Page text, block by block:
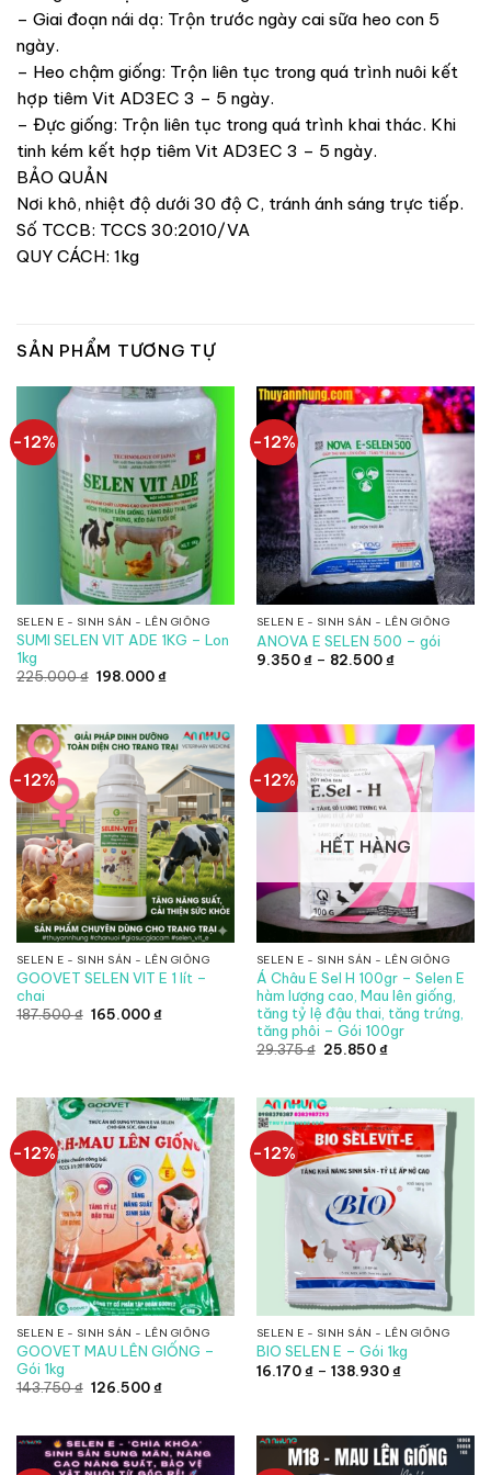
– Giai đoạn nái dạ: Trộn trước ngày cai sữa heo con 5
ngày.
– Heo chậm giống: Trộn liên tục trong quá trình nuôi kết
hợp tiêm Vit AD3EC 3 – 5 ngày.
– Đực giống: Trộn liên tục trong quá trình khai thác. Khi
tinh kém kết hợp tiêm Vit AD3EC 3 – 5 ngày.
BẢO QUẢN
Nơi khô, nhiệt độ dưới 30 độ C, tránh ánh sáng trực tiếp.
Số TCCB: TCCS 30:2010/VA
QUY CÁCH: 1kg
SẢN PHẨM TƯƠNG TỰ
-12%
SELEN E - SINH SẢN - LÊN GIỐNG
SUMI SELEN VIT ADE 1KG – Lon
1kg
225.000₫ Giá
198.000₫Giá
198.000 ₫.
-12%
SELEN E - SINH SẢN - LÊN GIỐNG
ANOVA E SELEN 500 – gói
9.350₫ – 82.500₫Khoảng
82.500 ₫
-12%
SELEN E - SINH SẢN - LÊN GIỐNG
GOOVET SELEN VIT E 1 lít –
chai
187.500₫ Giá
165.000₫Giá
-12%
HẾT HÀNG
SELEN E - SINH SẢN - LÊN GIỐNG
Á Châu E Sel H 100gr – Selen E
hàm lượng cao, Mau lên giống,
tăng tỷ lệ đậu thai, tăng trứng,
tăng phôi – Gói 100gr
29.375₫ Giá
25.850₫Giá
25.850 ₫.
-12%
SELEN E - SINH SẢN - LÊN GIỐNG
GOOVET MAU LÊN GIỐNG –
Gói 1kg
143.750₫ Giá
126.500₫Giá
126.500 ₫.
-12%
SELEN E - SINH SẢN - LÊN GIỐNG
BIO SELEN E – Gói 1kg
16.170₫ – 138.930₫Khoảng
138.930 ₫